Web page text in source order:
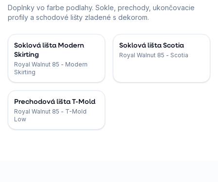
Doplnky vo farbe podlahy. Sokle, prechody, ukončovacie
profily a schodové lišty zladené s dekorom.
Soklová lišta Modern
Skirting
Royal Walnut 85 - Modern
Skirting
Soklová lišta Scotia
Royal Walnut 85 - Scotia
Prechodová lišta T-Mold
Royal Walnut 85 - T-Mold
Low